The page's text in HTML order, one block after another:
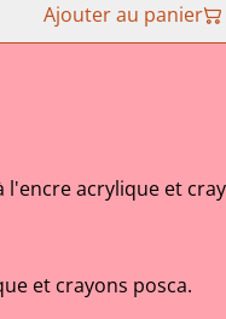
Ajouter au panier
l'encre acrylique et
et crayons posca.